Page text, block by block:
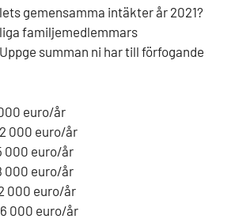
gemensamma intäkter år 2021?
familjemedlemmars
summan ni har till förfogande
euro/år
000 euro/år
000 euro/år
000 euro/år
000 euro/år
000 euro/år